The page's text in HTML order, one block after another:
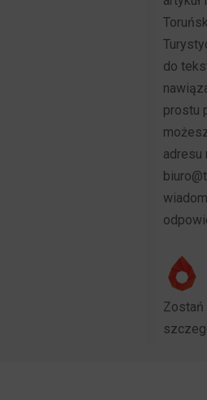
do
prostu
adresu
Zostań